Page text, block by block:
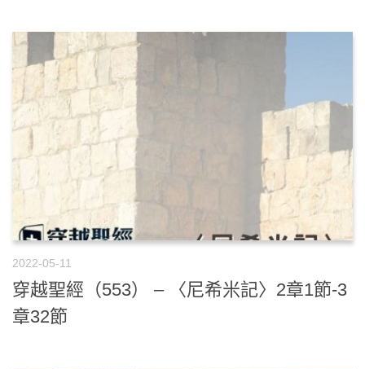
2022-05-11
穿越聖經（553） – 〈尼希米記〉2章1節-3
章32節